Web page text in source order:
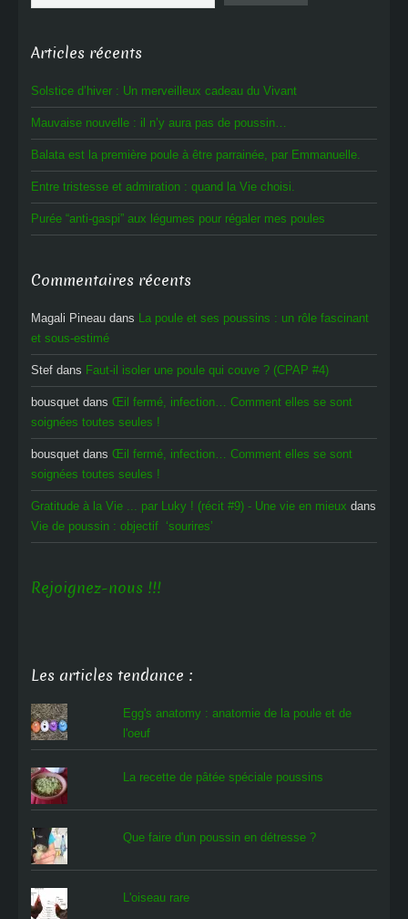
Articles récents
Solstice d’hiver : Un merveilleux cadeau du Vivant
Mauvaise nouvelle : il n’y aura pas de poussin…
Balata est la première poule à être parrainée, par Emmanuelle.
Entre tristesse et admiration : quand la Vie choisi.
Purée “anti-gaspi” aux légumes pour régaler mes poules
Commentaires récents
Magali Pineau dans La poule et ses poussins : un rôle fascinant
et sous-estimé
Stef dans Faut-il isoler une poule qui couve ? (CPAP #4)
bousquet dans Œil fermé, infection… Comment elles se sont
soignées toutes seules !
bousquet dans Œil fermé, infection… Comment elles se sont
soignées toutes seules !
Gratitude à la Vie ... par Luky ! (récit #9) - Une vie en mieux dans
Vie de poussin : objectif ‘sourires’
Rejoignez-nous !!!
Les articles tendance :
Egg's anatomy : anatomie de la poule et de
l'oeuf
La recette de pâtée spéciale poussins
Que faire d'un poussin en détresse ?
L'oiseau rare